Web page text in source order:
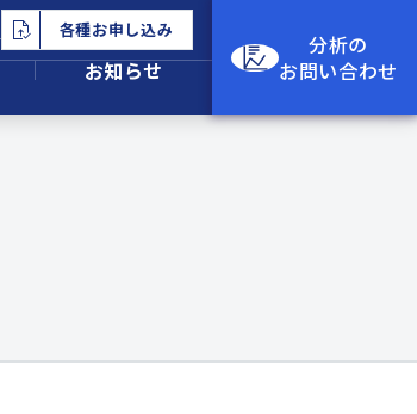
各種お申し込み
お知らせ
分析の
お問い合わせ